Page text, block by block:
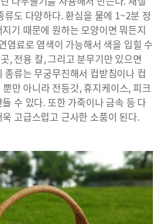
류도 다양하다. 환심을 물에 1~2분 정
기 때문에 원하는 모양이면 뭐든지
염료로 염색이 가능해서 색을 입힐 수
, 전용 칼, 그리고 분무기만 있으면
종류는 무궁무진해서 컵받침이나 컵
만 아니라 전등갓, 휴지케이스, 피크
수 있다. 또한 가죽이나 금속 등 다
고급스럽고 근사한 소품이 된다.